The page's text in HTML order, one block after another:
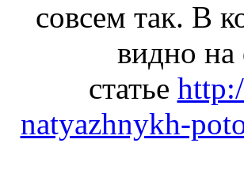
совсем так. В
видно на
статье
natyazhnykh-